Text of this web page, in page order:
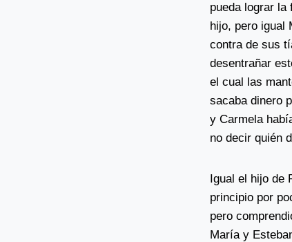
pueda lograr la
hijo, pero igual
contra de sus
desentrañar
el cual las
sacaba dinero
y Carmela
no decir quién
Igual el hijo de
principio por
pero
María y